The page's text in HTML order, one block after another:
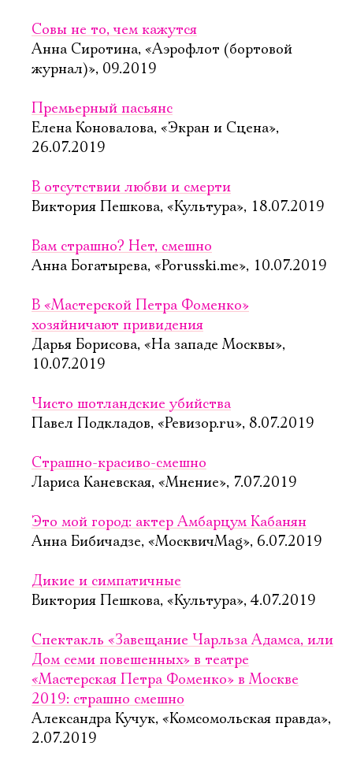
Совы не то, чем кажутся
Анна Сиротина, «Аэрофлот (бортовой
журнал)», 09.2019
Премьерный пасьянс
Елена Коновалова, «Экран и Сцена»,
26.07.2019
В отсутствии любви и смерти
Виктория Пешкова, «Культура», 18.07.2019
Вам страшно? Нет, смешно
Анна Богатырева, «Porusski.me», 10.07.2019
В «Мастерской Петра Фоменко»
хозяйничают привидения
Дарья Борисова, «На западе Москвы»,
10.07.2019
Чисто шотландские убийства
Павел Подкладов, «Ревизор.ru», 8.07.2019
Страшно-красиво-смешно
Лариса Каневская, «Мнение», 7.07.2019
Это мой город: актер Амбарцум Кабанян
Анна Бибичадзе, «МосквичMag», 6.07.2019
Дикие и симпатичные
Виктория Пешкова, «Культура», 4.07.2019
Спектакль «Завещание Чарльза Адамса, или
Дом семи повешенных» в театре
«Мастерская Петра Фоменко» в Москве
2019: страшно смешно
Александра Кучук, «Комсомольская правда»,
2.07.2019